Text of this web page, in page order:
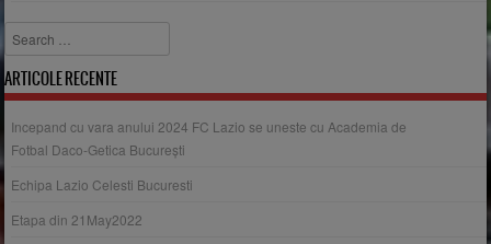
Search
ARTICOLE RECENTE
Incepand cu vara anului 2024 FC Lazio se uneste cu Academia de
Fotbal Daco-Getica București
Echipa Lazio Celesti Bucuresti
Etapa din 21May2022